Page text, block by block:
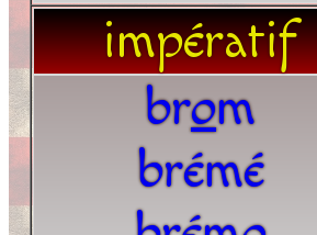
impératif
brom
brémé